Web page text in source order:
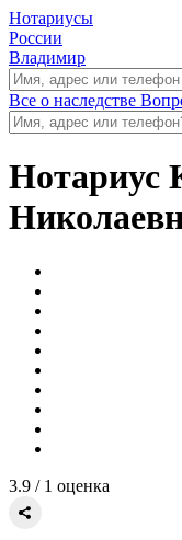
Нотариусы
России
Владимир
Все о наследстве
Нотариус
3.9 / 1 оценка